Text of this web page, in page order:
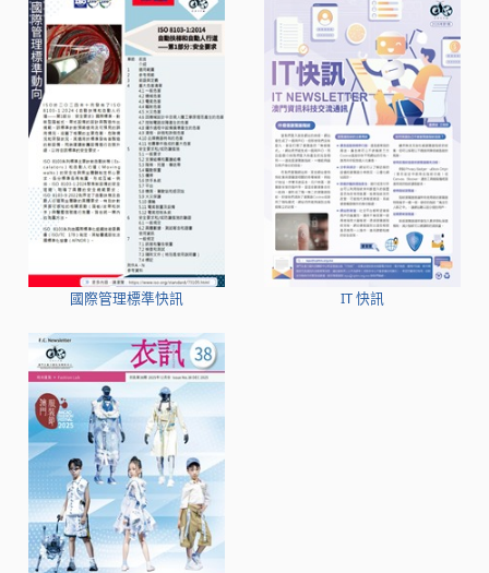
國際管理標準快訊 IT 快訊